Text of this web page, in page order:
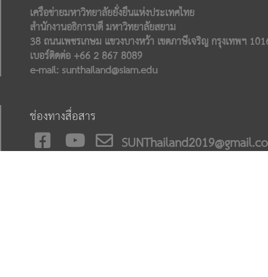
เครือข่ายมหาวิทยาลัยยั่งยืนแห่งประเทศไทย
สำนักงานอธิการบดี มหาวิทยาลัยสยาม
38 ถนนเพชรเกษม แขวงบางหว้า เขตภาษีเจริญ กรุงเทพฯ
เบอร์ติดต่อ +66 2 867 8089
e-mail: sunthailand@siam.edu
ช่องทางสื่อสาร